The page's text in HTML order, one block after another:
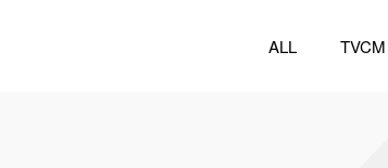
ALL TVCM